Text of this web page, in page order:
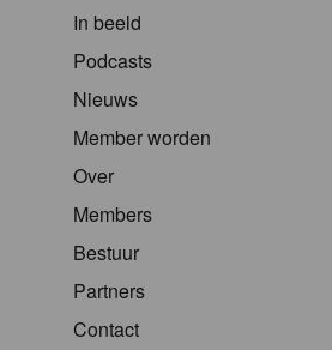
In beeld
Podcasts
Nieuws
Member worden
Over
Members
Bestuur
Partners
Contact